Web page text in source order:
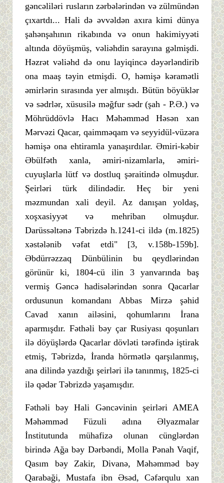
gəncəliləri rusların zərbələrindən və zülmündən
çıxartdı... Hali də əvvəldən axıra kimi dünya
şahənşahının rikabında və onun hakimiyyəti
altında döyüşmüş, vəliəhdin sarayına gəlmişdi.
Həzrət vəliəhd də onu layiqincə dəyərləndirib
ona maaş təyin etmişdi. O, həmişə kəramətli
əmirlərin sırasında yer almışdı. Bütün böyüklər
və sədrlər, xüsusilə məğfur sədr (şah - P.Ə.) və
Möhrüddövlə Hacı Məhəmməd Həsən xan
Mərvəzi Qacar, qaimməqam və seyyidül-vüzəra
həmişə ona ehtiramla yanaşırdılar. Əmiri-kəbir
Əbülfəth xanla, əmiri-nizamlarla, əmiri-
cuyuşlarla lütf və dostluq şəraitində olmuşdur.
Şeirləri türk dilindədir. Heç bir yeni
məzmundan xali deyil. Az danışan yoldaş,
xoşxasiyyət və mehriban olmuşdur.
Darüssəltənə Təbrizdə h.1241-ci ildə (m.1825)
xəstələnib vəfat etdi" [3, v.158b-159b].
Əbdürrəzzaq Dünbülinin bu qeydlərindən
görünür ki, 1804-cü ilin 3 yanvarında baş
vermiş Gəncə hadisələrindən sonra Qacarlar
ordusunun komandanı Abbas Mirzə şəhid
Cavad xanın ailəsini, qohumlarını İrana
aparmışdır. Fəthəli bəy çar Rusiyası qoşunları
ilə döyüşlərdə Qacarlar dövləti tərəfində iştirak
etmiş, Təbrizdə, İranda hörmətlə qarşılanmış,
ana dilində yazdığı şeirləri ilə tanınmış, 1825-ci
ilə qədər Təbrizdə yaşamışdır.
Fəthəli bəy Hali Gəncəvinin şeirləri AMEA
Məhəmməd Füzuli adına Əlyazmalar
İnstitutunda mühafizə olunan cünglərdən
birində Ağa bəy Dərbəndi, Molla Pənah Vaqif,
Qasım bəy Zakir, Divanə, Məhəmməd bəy
Qarabaği, Mustafa ibn Əsəd, Cəfərqulu xan